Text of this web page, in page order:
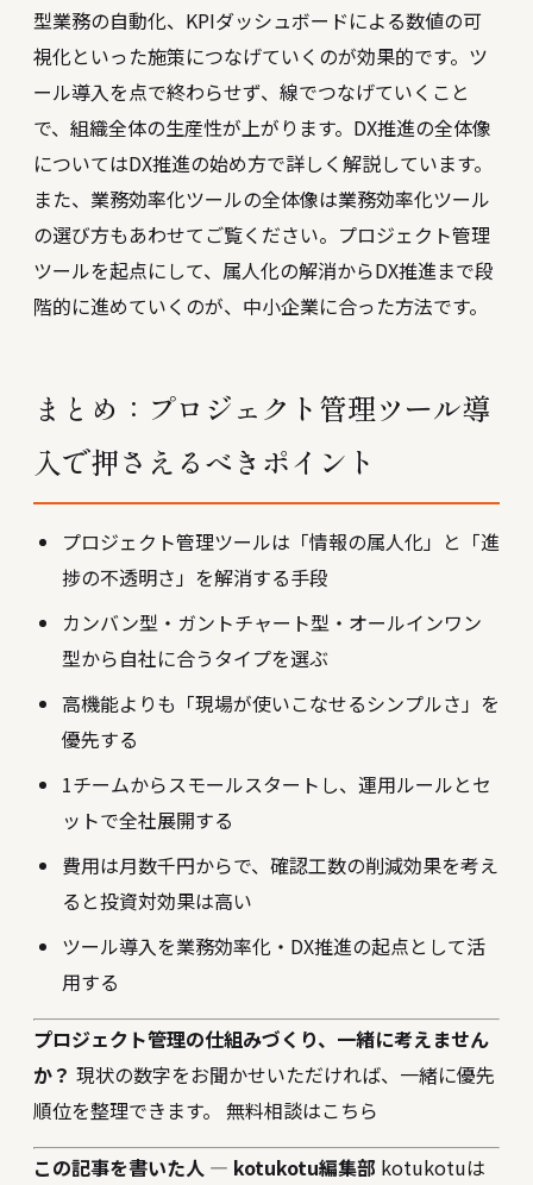
型業務の自動化、 KPIダッシュボードによる数値の可
視化といった施策につなげていくのが効果的です。ツ
ール導入を点で終わらせず、線でつなげていくこと
で、組織全体の生産性が上がります。DX推進の全体像
についてはDX推進の始め方で詳しく解説しています。
また、業務効率化ツールの全体像は業務効率化ツール
の選び方もあわせてご覧ください。プロジェクト管理
ツールを起点にして、属人化の解消からDX推進まで段
階的に進めていくのが、中小企業に合った方法です。
まとめ：プロジェクト管理ツール導
入で押さえるべきポイント
プロジェクト管理ツールは「情報の属人化」と「進
捗の不透明さ」を解消する手段
カンバン型・ガントチャート型・オールインワン
型から自社に合うタイプを選ぶ
高機能よりも「現場が使いこなせるシンプルさ」を
優先する
1チームからスモールスタートし、運用ルールとセ
ットで全社展開する
費用は月数千円からで、確認工数の削減効果を考え
ると投資対効果は高い
ツール導入を業務効率化・DX推進の起点として活
用する
プロジェクト管理の仕組みづくり、一緒に考えません
か？ 現状の数字をお聞かせいただければ、一緒に優先
順位を整理できます。 無料相談はこちら
この記事を書いた人 — kotukotu編集部 kotukotuは